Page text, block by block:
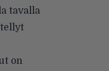
tavalla
on